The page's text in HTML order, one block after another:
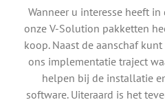
Wanneer u interesse heeft
onze V-Solution pakketten
koop. Naast de aanschaf
ons implementatie traject
helpen bij de installatie
software. Uiteraard is het